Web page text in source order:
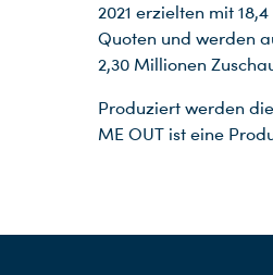
2021 erzielten mit
Quoten und werden
2,30 Millionen
Produziert werden
ME OUT ist eine